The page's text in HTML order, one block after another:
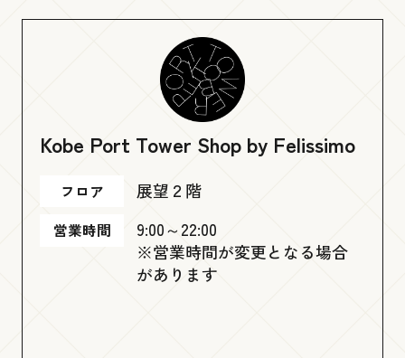
Language
Brilliance Museum
展望２階
Kobe Port Tower Shop by Felissimo
Kobe Port Tower Shop by Felissimo
フロア 展望２階
営業時間
9:00～22:00
※営業時間が変更となる場合
があります